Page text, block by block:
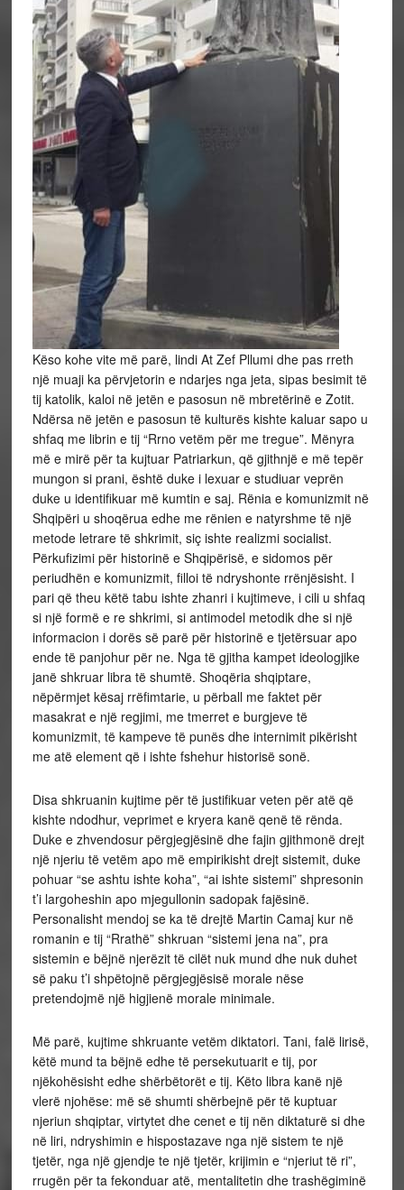
Këso kohe vite më parë, lindi At Zef Pllumi dhe pas rreth
një muaji ka përvjetorin e ndarjes nga jeta, sipas besimit të
tij katolik, kaloi në jetën e pasosun në mbretërinë e Zotit.
Ndërsa në jetën e pasosun të kulturës kishte kaluar sapo u
shfaq me librin e tij “Rrno vetëm për me tregue”. Mënyra
më e mirë për ta kujtuar Patriarkun, që gjithnjë e më tepër
mungon si prani, është duke i lexuar e studiuar veprën
duke u identifikuar më kumtin e saj. Rënia e komunizmit në
Shqipëri u shoqërua edhe me rënien e natyrshme të një
metode letrare të shkrimit, siç ishte realizmi socialist.
Përkufizimi për historinë e Shqipërisë, e sidomos për
periudhën e komunizmit, filloi të ndryshonte rrënjësisht. I
pari që theu këtë tabu ishte zhanri i kujtimeve, i cili u shfaq
si një formë e re shkrimi, si antimodel metodik dhe si një
informacion i dorës së parë për historinë e tjetërsuar apo
ende të panjohur për ne. Nga të gjitha kampet ideologjike
janë shkruar libra të shumtë. Shoqëria shqiptare,
nëpërmjet kësaj rrëfimtarie, u përball me faktet për
masakrat e një regjimi, me tmerret e burgjeve të
komunizmit, të kampeve të punës dhe internimit pikërisht
me atë element që i ishte fshehur historisë sonë.
Disa shkruanin kujtime për të justifikuar veten për atë që
kishte ndodhur, veprimet e kryera kanë qenë të rënda.
Duke e zhvendosur përgjegjësinë dhe fajin gjithmonë drejt
një njeriu të vetëm apo më empirikisht drejt sistemit, duke
pohuar “se ashtu ishte koha”, “ai ishte sistemi” shpresonin
t’i largoheshin apo mjegullonin sadopak fajësinë.
Personalisht mendoj se ka të drejtë Martin Camaj kur në
romanin e tij “Rrathë” shkruan “sistemi jena na”, pra
sistemin e bëjnë njerëzit të cilët nuk mund dhe nuk duhet
së paku t’i shpëtojnë përgjegjësisë morale nëse
pretendojmë një higjienë morale minimale.
Më parë, kujtime shkruante vetëm diktatori. Tani, falë lirisë,
këtë mund ta bëjnë edhe të persekutuarit e tij, por
njëkohësisht edhe shërbëtorët e tij. Këto libra kanë një
vlerë njohëse: më së shumti shërbejnë për të kuptuar
njeriun shqiptar, virtytet dhe cenet e tij nën diktaturë si dhe
në liri, ndryshimin e hispostazave nga një sistem te një
tjetër, nga një gjendje te një tjetër, krijimin e “njeriut të ri”,
rrugën për ta fekonduar atë, mentalitetin dhe trashëgiminë